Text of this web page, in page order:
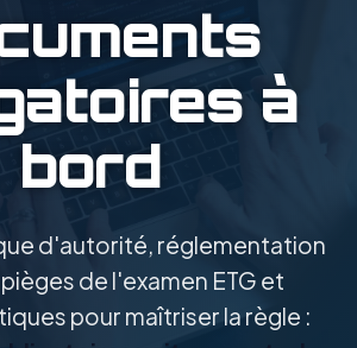
à
bord
d'autorité, réglementation
de l'examen ETG et
pour maîtriser la règle :